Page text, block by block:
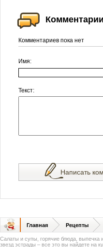
Комментарии
Комментариев пока нет
Имя:
Текст:
Написать
Главная Рецепты
Салаты и супы, горячие блюда, выпечка
звезд эстрады – все это вы найдете на